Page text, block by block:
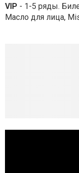
VIP - 1-5 ряды.
Масло для лица,